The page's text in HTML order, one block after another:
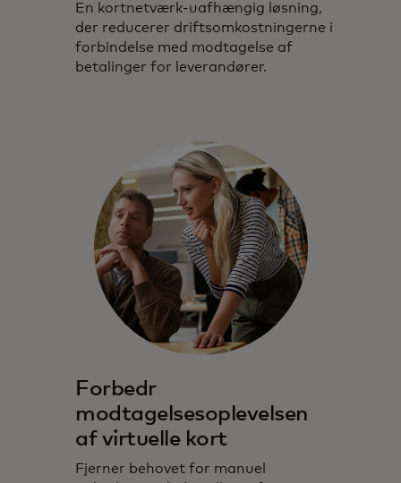
En kortnetværk-uafhængig løsning,
der reducerer driftsomkostningerne i
forbindelse med modtagelse af
betalinger for leverandører.
Forbedr
modtagelsesoplevelsen
af virtuelle kort
Fjerner behovet for manuel